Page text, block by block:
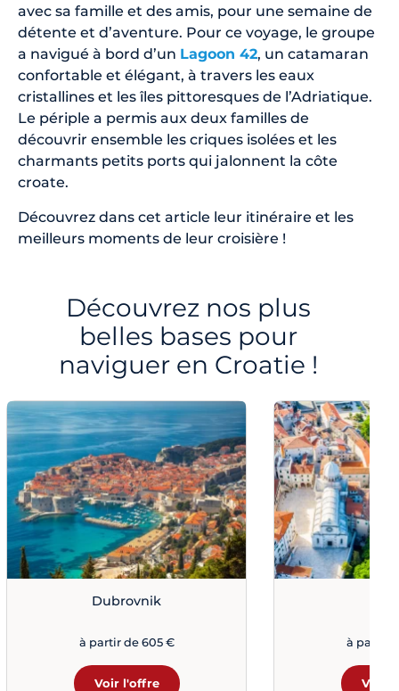
avec sa famille et des amis, pour une semaine de
détente et d’aventure. Pour ce voyage, le groupe
a navigué à bord d’un Lagoon 42, un catamaran
confortable et élégant, à travers les eaux
cristallines et les îles pittoresques de l’Adriatique.
Le périple a permis aux deux familles de
découvrir ensemble les criques isolées et les
charmants petits ports qui jalonnent la côte
croate.
Découvrez dans cet article leur itinéraire et les
meilleurs moments de leur croisière !
Découvrez nos plus
belles bases pour
naviguer en Croatie !
Dubrovnik
à partir de 605 €
Voir l'offre
à partir
Voir